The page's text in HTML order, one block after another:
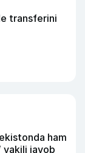
transferini
ham
vakili javob